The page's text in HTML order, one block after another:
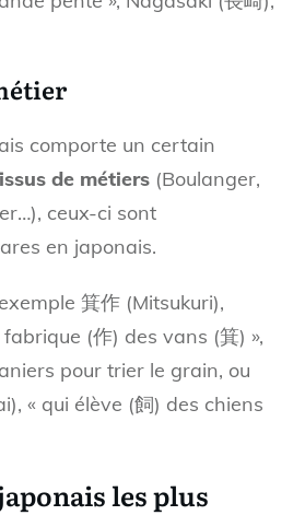
comporte un certain
de métiers (Boulanger,
ceux-ci sont
en japonais.
箕作 (Mitsukuri),
(作) des vans (箕) »,
pour trier le grain, ou
« qui élève (飼) des chiens
les plus